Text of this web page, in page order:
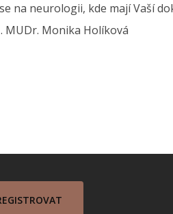
na neurologii, kde mají Vaší
MUDr. Monika Holíková